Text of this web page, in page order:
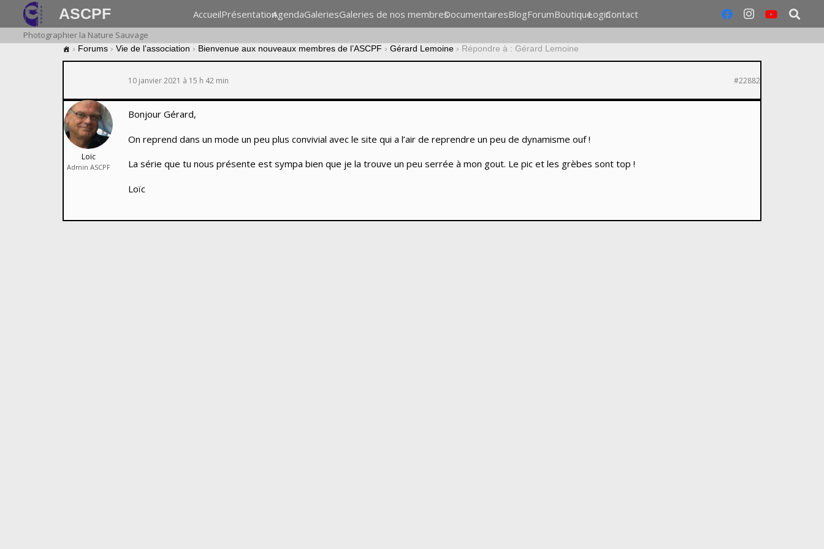
ASCPF AccueilPrésentationAgendaGaleriesGaleries de nos membresDocumentairesBlogForumBoutiqueLoginContact
Photographier la Nature Sauvage
› Forums › Vie de l’association › Bienvenue aux nouveaux membres de l’ASCPF › Gérard Lemoine › Répondre à : Gérard Lemoine
10 janvier 2021 à 15 h 42 min #22882
Loïc
Admin ASCPF
Bonjour Gérard,
On reprend dans un mode un peu plus convivial avec le site qui a l’air de reprendre un peu de dynamisme ouf !
La série que tu nous présente est sympa bien que je la trouve un peu serrée à mon gout. Le pic et les grèbes sont top !
Loïc